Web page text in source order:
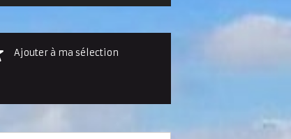
Ajouter à ma sélection